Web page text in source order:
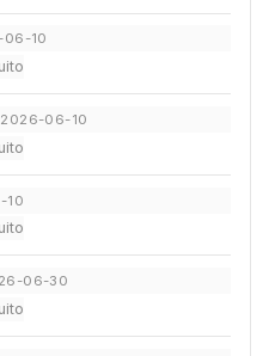
06-10
06-10
10
06-30